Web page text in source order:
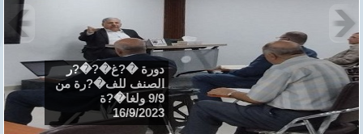
دورة �?غ�?�?ر
الصنف للف�?رة من
9/9 ولغا�?ة
16/9/2023